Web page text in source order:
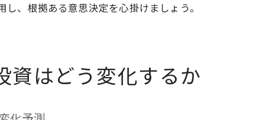
、根拠ある意思決定を心掛けましょう。
資はどう変化するか